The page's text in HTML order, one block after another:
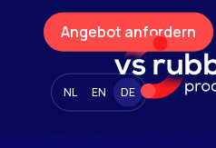
Angebot anfordern
NL EN DE